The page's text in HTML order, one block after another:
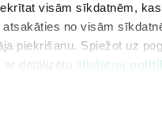
visām sīkdatnēm,
no visām
piekrišanu. Spiežot uz
detalizētu sīkdatņu